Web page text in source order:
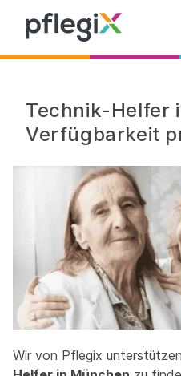
Technik-Helfer
Verfügbarkeit
Wir von Pflegix